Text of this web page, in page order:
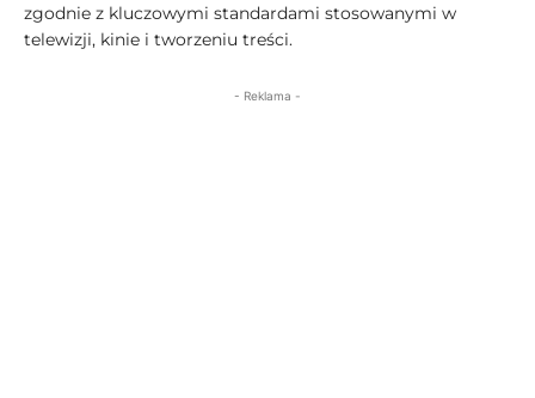
zgodnie z kluczowymi standardami stosowanymi w
telewizji, kinie i tworzeniu treści.
- Reklama -